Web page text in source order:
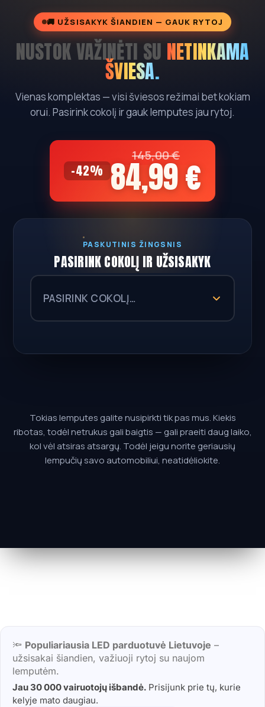
🚚 UŽSISAKYK ŠIANDIEN — GAUK RYTOJ
NUSTOK VAŽINĖTI SU NETINKAMA
ŠVIESA.
Vienas komplektas — visi šviesos režimai bet kokiam
orui. Pasirink cokolį ir gauk lemputes jau rytoj.
-42%
145,00 €
84,99 €
PASKUTINIS ŽINGSNIS
PASIRINK COKOLĮ IR UŽSISAKYK
PASIRINK COKOLĮ…
— 84,99 €
Tokias lemputes galite nusipirkti tik pas mus. Kiekis
ribotas, todėl netrukus gali baigtis — gali praeiti daug laiko,
kol vėl atsiras atsargų. Todėl jeigu norite geriausių
lempučių savo automobiliui, neatidėliokite.
🔦 Populiariausia LED parduotuvė Lietuvoje –
užsisakai šiandien, važiuoji rytoj su naujom
lemputėm.
Jau 30 000 vairuotojų išbandė. Prisijunk prie tų, kurie
kelyje mato daugiau.